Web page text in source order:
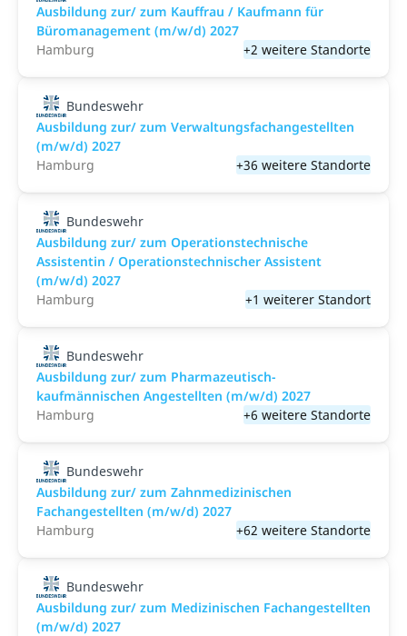
Ausbildung zur/ zum Kauffrau / Kaufmann für
Büromanagement (m/w/d) 2027
Hamburg
+2 weitere Standorte
Bundeswehr
Ausbildung zur/ zum Verwaltungsfachangestellten
(m/w/d) 2027
Hamburg
+36 weitere Standorte
Bundeswehr
Ausbildung zur/ zum Operationstechnische
Assistentin / Operationstechnischer Assistent
(m/w/d) 2027
Hamburg
+1 weiterer Standort
Bundeswehr
Ausbildung zur/ zum Pharmazeutisch-
kaufmännischen Angestellten (m/w/d) 2027
Hamburg
+6 weitere Standorte
Bundeswehr
Ausbildung zur/ zum Zahnmedizinischen
Fachangestellten (m/w/d) 2027
Hamburg
+62 weitere Standorte
Bundeswehr
Ausbildung zur/ zum Medizinischen Fachangestellten
(m/w/d) 2027